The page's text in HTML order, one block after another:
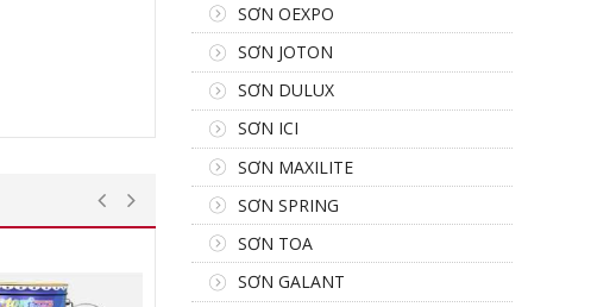
SƠN OEXPO
SƠN JOTON
SƠN DULUX
SƠN ICI
SƠN MAXILITE
SƠN SPRING
SƠN TOA
SƠN GALANT